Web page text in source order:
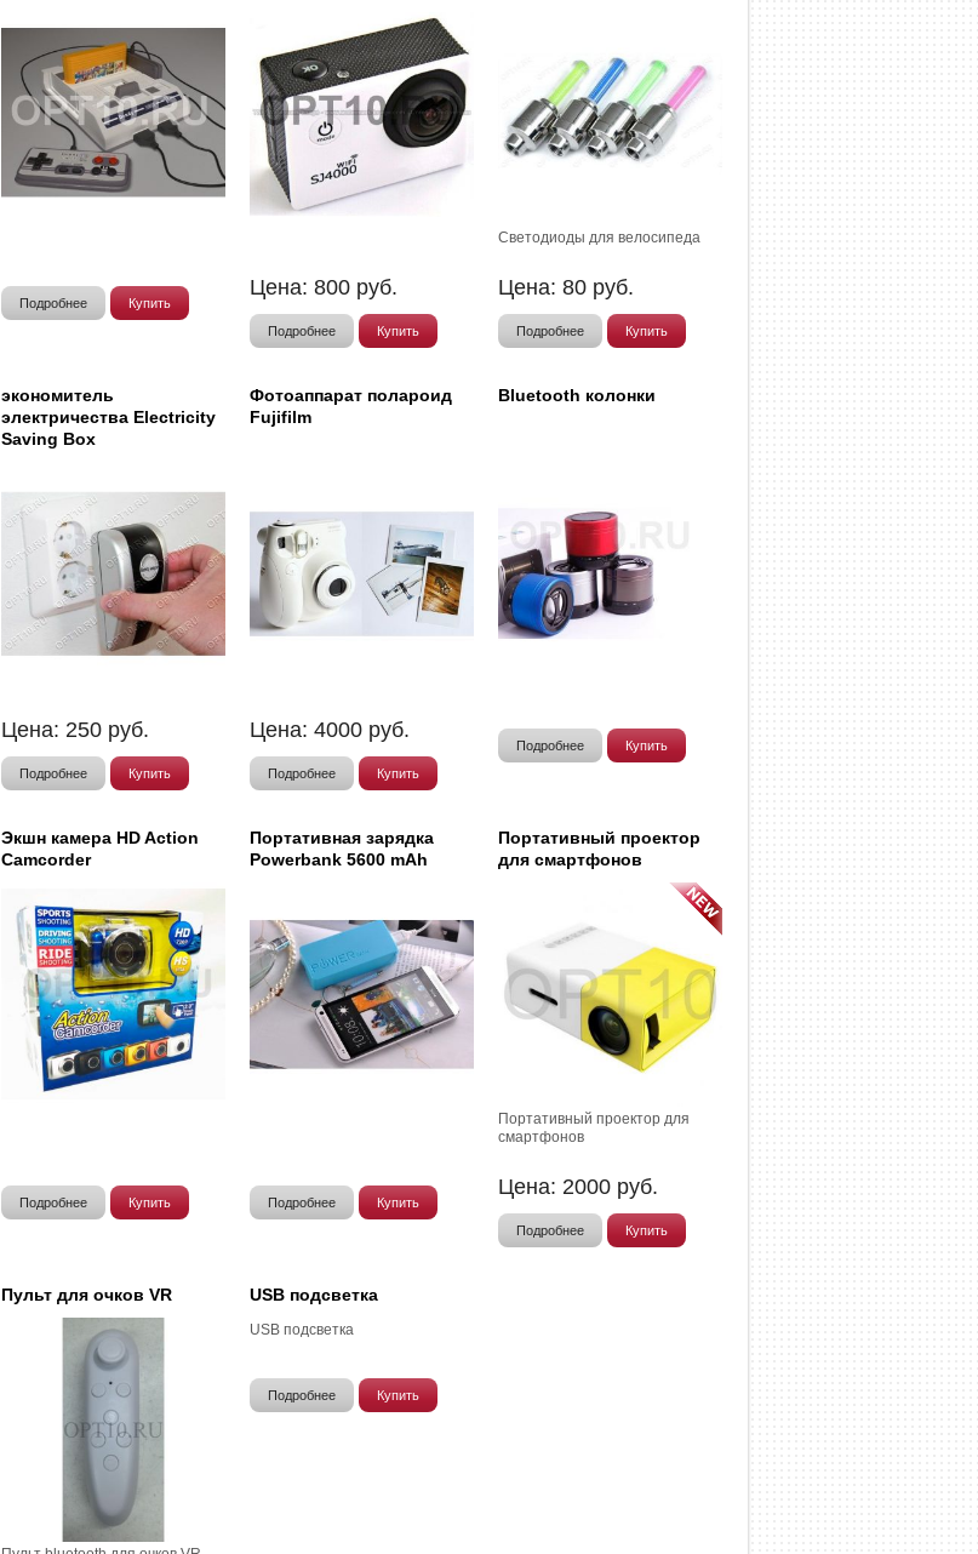
Подробнее Купить
Цена:800 руб.
Подробнее Купить
Светодиоды для велосипеда
Цена:80 руб.
Подробнее Купить
экономитель
электричества Electricity
Saving Box
Цена: 250 руб.
Подробнее Купить
Фотоаппарат полароид
Fujifilm
Цена:4000 руб.
Подробнее Купить
Bluetooth колонки
Подробнее Купить
Экшн камера HD Action
Camcorder
Подробнее Купить
Портативная зарядка
Powerbank 5600 mAh
Подробнее Купить
Портативный проектор
для смартфонов
Портативный проектор для
смартфонов
Цена: 2000 руб.
Подробнее Купить
Пульт для очков VR USB подсветка
USB подсветка
Подробнее Купить